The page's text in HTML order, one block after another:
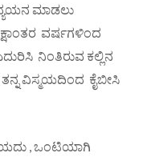
ಮಾಡಲು
ವರ್ಷಗಳಿಂದ
ನಿಂತಿರುವ ಕಲ್ಲಿನ
ತನ್ನ ವಿಸ್ಮಯದಿಂದ ಕೈಬೀಸಿ
, ಒಂಟಿಯಾಗಿ